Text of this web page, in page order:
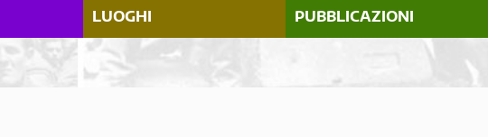
LUOGHI PUBBLICAZIONI